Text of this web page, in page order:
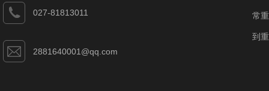
027-81813011
2881640001@qq.com
常
到